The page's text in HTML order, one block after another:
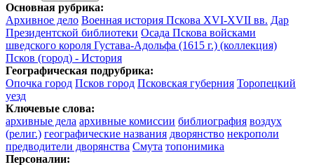
Основная рубрика:
Архивное дело Военная история Пскова XVI-XVII вв. Дар
Президентской библиотеки Осада Пскова войсками
шведского короля Густава-Адольфа (1615 г.) (коллекция)
Псков (город) - История
Географическая подрубрика:
Опочка город Псков город Псковская губерния Торопецкий
уезд
Ключевые слова:
архивные дела архивные комиссии библиография воздух
(религ.) географические названия дворянство некрополи
предводители дворянства Смута топонимика
Персоналии: